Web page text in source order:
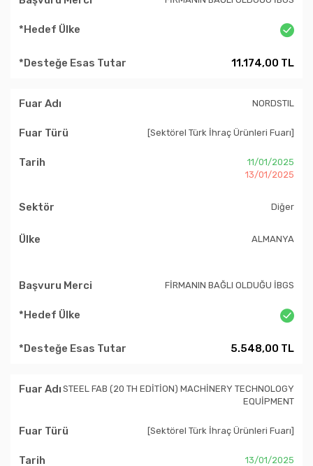
11.174,00 TL
NORDSTIL
[Sektörel Türk İhraç Ürünleri Fuarı]
11/01/2025
13/01/2025
Diğer
ALMANYA
FİRMANIN BAĞLI OLDUĞU İBGS
5.548,00 TL
STEEL FAB (20 TH EDİTİON) MACHİNERY TECHNOLOGY
EQUİPMENT
[Sektörel Türk İhraç Ürünleri Fuarı]
13/01/2025